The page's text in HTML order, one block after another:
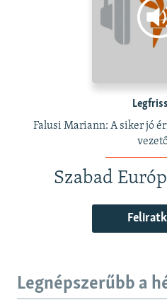
Falusi Mariann: A siker jó
Szabad
Legnépszerűbb a